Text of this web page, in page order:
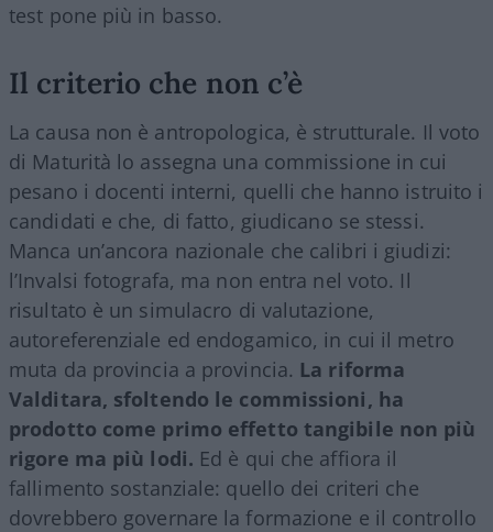
test pone più in basso.
Il criterio che non c’è
La causa non è antropologica, è strutturale. Il voto
di Maturità lo assegna una commissione in cui
pesano i docenti interni, quelli che hanno istruito i
candidati e che, di fatto, giudicano se stessi.
Manca un’ancora nazionale che calibri i giudizi:
l’Invalsi fotografa, ma non entra nel voto. Il
risultato è un simulacro di valutazione,
autoreferenziale ed endogamico, in cui il metro
muta da provincia a provincia. La riforma
Valditara, sfoltendo le commissioni, ha
prodotto come primo effetto tangibile non più
rigore ma più lodi. Ed è qui che affiora il
fallimento sostanziale: quello dei criteri che
dovrebbero governare la formazione e il controllo